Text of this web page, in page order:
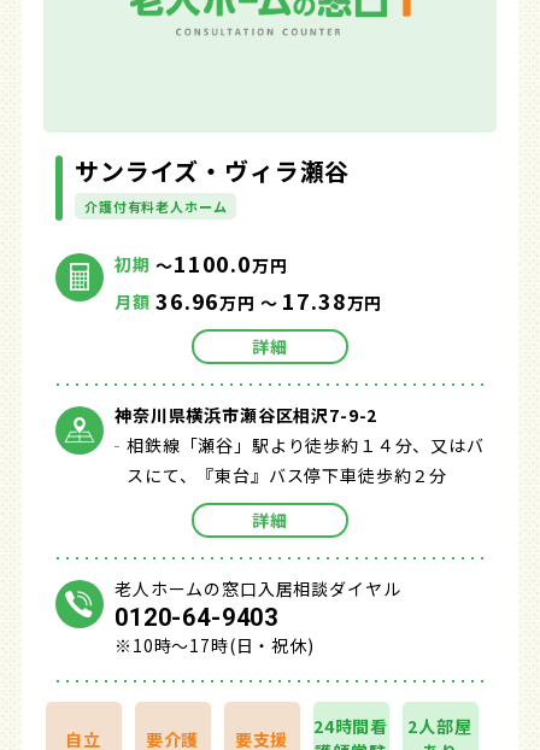
サンライズ・ヴィラ瀬谷
介護付有料老人ホーム
初期 ～1100.0万円
月額 36.96万円 ～ 17.38万円
詳細
神奈川県横浜市瀬谷区相沢7-9-2
相鉄線「瀬谷」駅より徒歩約１４分、又はバ
スにて、『東台』バス停下車徒歩約２分
詳細
老人ホームの窓口入居相談ダイヤル
0120-64-9403
※10時～17時(日・祝休)
自立 要介護 要支援
24時間看
2人部屋